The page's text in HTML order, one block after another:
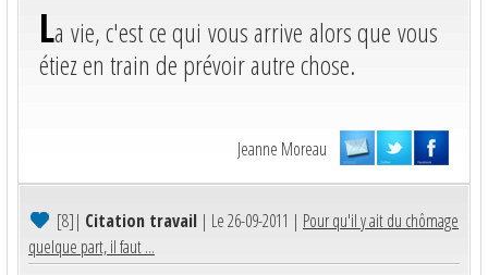
La vie, c'est ce qui vous arrive alors que vous
étiez en train de prévoir autre chose.
Jeanne Moreau
[8]| Citation travail | Le 26-09-2011 | Pour qu'il y ait du chômage
quelque part, il faut ...